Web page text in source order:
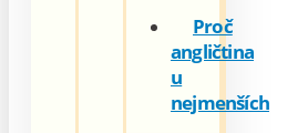
Proč
angličtina
u
nejmenších